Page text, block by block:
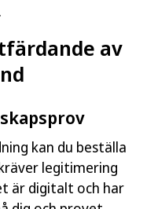
av
kan du beställa
legitimering
är digitalt och har